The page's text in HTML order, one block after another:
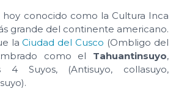
hoy conocido como la Cultura Inca
grande del continente americano.
laCiudad del Cusco (Ombligo del
como el Tahuantinsuyo,
Suyos, (Antisuyo, collasuyo,